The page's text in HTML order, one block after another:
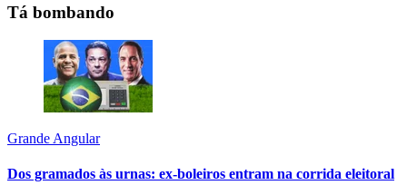
Tá bombando
Grande Angular
Dos gramados às urnas: ex-boleiros entram na corrida eleitoral